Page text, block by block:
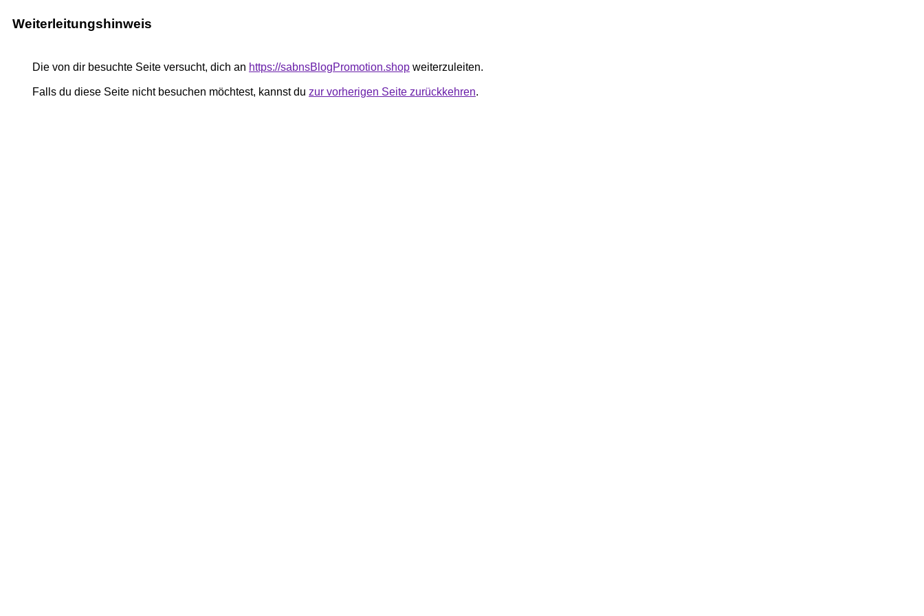
Weiterleitungshinweis
Die von dir besuchte Seite versucht, dich an https://sabnsBlogPromotion.shop weiterzuleiten.
Falls du diese Seite nicht besuchen möchtest, kannst du zur vorherigen Seite zurückkehren.